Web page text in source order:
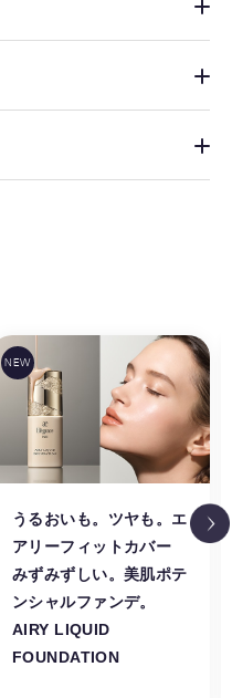
うるおいも。ツヤも。エ
アリーフィットカバー
みずみずしい。美肌ポテ
ンシャルファンデ。
AIRY LIQUID
FOUNDATION